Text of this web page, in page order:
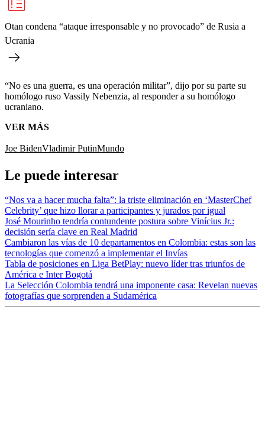
Otan condena “ataque irresponsable y no provocado” de Rusia a
Ucrania
“No es una guerra, es una operación militar”, dijo por su parte su
homólogo ruso Vassily Nebenzia, al responder a su homólogo
ucraniano.
VER MÁS
Joe BidenVladimir PutinMundo
Le puede interesar
“Nos va a hacer mucha falta”: la triste eliminación en ‘MasterChef
Celebrity’ que hizo llorar a participantes y jurados por igual
José Mourinho tendría contundente postura sobre Vinícius Jr.:
decisión sería clave en Real Madrid
Cambiaron las vías de 10 departamentos en Colombia: estas son las
tecnologías que comenzó a implementar el Invías
Tabla de posiciones en Liga BetPlay: nuevo líder tras triunfos de
América e Inter Bogotá
La Selección Colombia tendrá una imponente casa: Revelan nuevas
fotografías que sorprenden a Sudamérica